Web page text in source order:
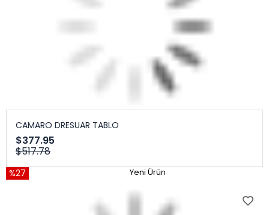
CAMARO DRESUAR TABLO
$377.95
$517.78
%27 Yeni Ürün